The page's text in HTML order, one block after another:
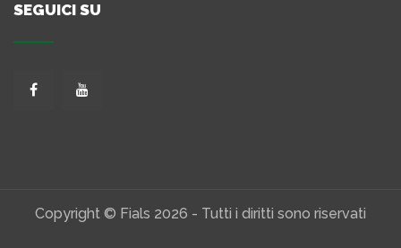
SEGUICI SU
Copyright © Fials 2026 - Tutti i diritti sono riservati